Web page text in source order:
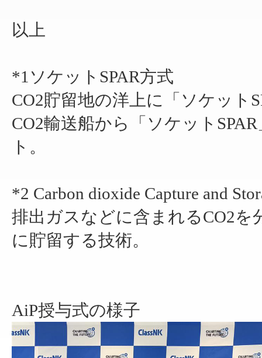
以上
*1ソケットSPAR方式
CO2貯留地の洋上に「ソケット
CO2輸送船から「ソケット
ト。
*2 Carbon dioxide Capture and
排出ガスなどに含まれるCO2を
に貯留する技術。
AiP授与式の様子